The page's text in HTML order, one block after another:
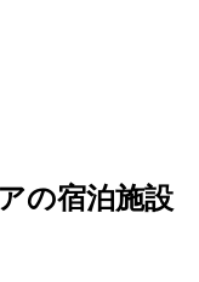
の宿泊施設